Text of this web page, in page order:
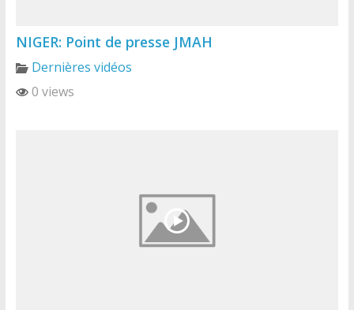
NIGER: Point de presse JMAH
Dernières vidéos
0 views